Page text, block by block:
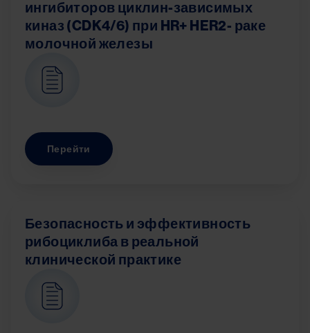
ингибиторов циклин-зависимых
киназ (CDK4/6) при HR+ HER2- раке
молочной железы
Перейти
Безопасность и эффективность
рибоциклиба в реальной
клинической практике